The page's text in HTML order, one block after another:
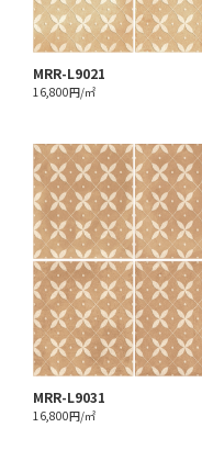
MRR-L9021
16,800円/㎡
MRR-L9031
16,800円/㎡